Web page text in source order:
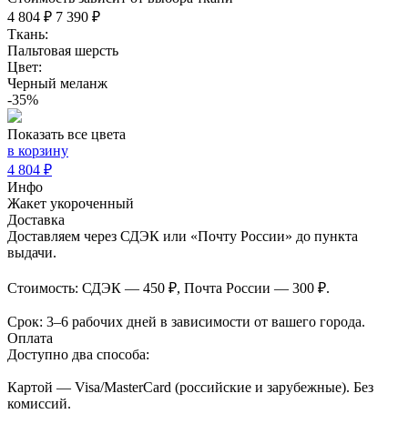
4 804 ₽ 7 390 ₽
Ткань:
Пальтовая шерсть
Цвет:
Черный меланж
-35%
Показать все цвета
в корзину
4 804 ₽
Инфо
Жакет укороченный
Доставка
Доставляем через СДЭК или «Почту России» до пункта
выдачи.
Стоимость: СДЭК — 450 ₽, Почта России — 300 ₽.
Срок: 3–6 рабочих дней в зависимости от вашего города.
Оплата
Доступно два способа:
Картой — Visa/MasterCard (российские и зарубежные). Без
комиссий.